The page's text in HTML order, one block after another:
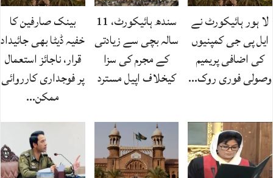
لا ہور ہائیکورٹ نے
ایل پی جی کمپنیوں
کی اضافی پریمیم
وصولی فوری روک…
سندھ ہائیکورٹ، 11
سالہ بچی سے زیادتی
کے مجرم کی سزا
کیخلاف اپیل مسترد
بینک صارفین کا
خفیہ ڈیٹا بھی جائیداد
قرار، ناجائز استعمال
پر فوجداری کارروائی
ممکن…